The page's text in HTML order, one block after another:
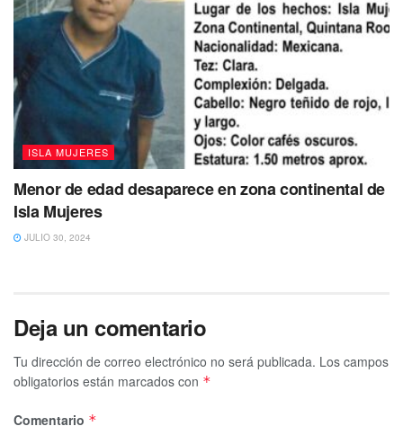
ISLA MUJERES
Menor de edad desaparece en zona continental de
Isla Mujeres
JULIO 30, 2024
Deja un comentario
Tu dirección de correo electrónico no será publicada. Los campos
obligatorios están marcados con *
Comentario *